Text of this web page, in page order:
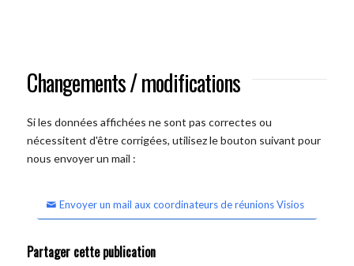
Changements / modifications
Si les données affichées ne sont pas correctes ou
nécessitent d'être corrigées, utilisez le bouton suivant pour
nous envoyer un mail :
Envoyer un mail aux coordinateurs de réunions Visios
Partager cette publication